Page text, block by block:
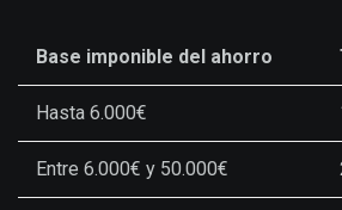
Base imponible del ahorro
Hasta 6.000€
Entre 6.000€ y 50.000€